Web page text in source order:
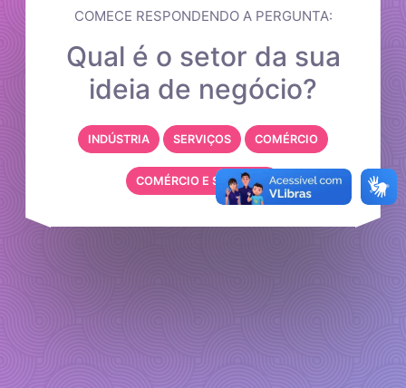
COMECE RESPONDENDO A PERGUNTA:
Qual é o setor da sua
ideia de negócio?
INDÚSTRIA SERVIÇOS COMÉRCIO
COMÉRCIO E SERVIÇOS